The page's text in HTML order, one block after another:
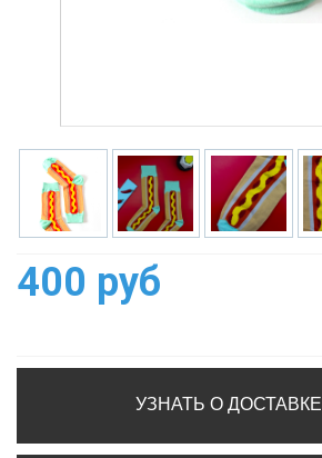
400 руб
УЗНАТЬ О ДОСТАВКЕ